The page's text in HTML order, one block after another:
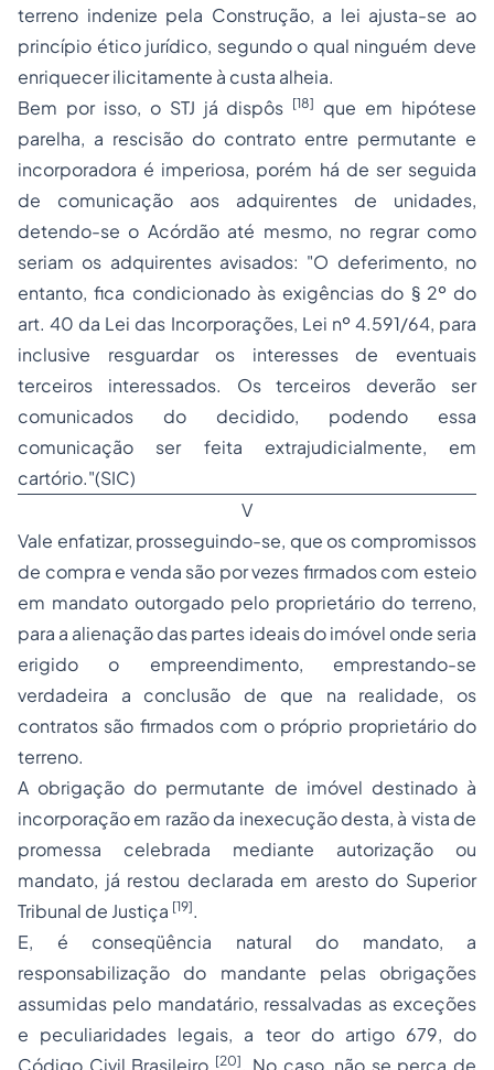
terreno indenize pela Construção, a lei ajusta-se ao
princípio ético jurídico, segundo o qual ninguém deve
enriquecer ilicitamente à custa alheia.
Bem por isso, o STJ já dispôs [18]
que em hipótese
parelha, a rescisão do contrato entre permutante e
incorporadora é imperiosa, porém há de ser seguida
de comunicação aos adquirentes de unidades,
detendo-se o Acórdão até mesmo, no regrar como
seriam os adquirentes avisados: "O deferimento, no
entanto, fica condicionado às exigências do § 2º do
art. 40 da Lei das Incorporações, Lei nº 4.591/64, para
inclusive resguardar os interesses de eventuais
terceiros interessados. Os terceiros deverão ser
comunicados do decidido, podendo essa
comunicação ser feita extrajudicialmente, em
cartório."(SIC)
V
Vale enfatizar, prosseguindo-se, que os compromissos
de compra e venda são por vezes firmados com esteio
em mandato outorgado pelo proprietário do terreno,
para a alienação das partes ideais do imóvel onde seria
erigido o empreendimento, emprestando-se
verdadeira a conclusão de que na realidade, os
contratos são firmados com o próprio proprietário do
terreno.
A obrigação do permutante de imóvel destinado à
incorporação em razão da inexecução desta, à vista de
promessa celebrada mediante autorização ou
mandato, já restou declarada em aresto do Superior
Tribunal de Justiça [19].
E, é conseqüência natural do mandato, a
responsabilização do mandante pelas obrigações
assumidas pelo mandatário, ressalvadas as exceções
e peculiaridades legais, a teor do artigo 679, do
Código Civil Brasileiro [20]. No caso, não se perca de